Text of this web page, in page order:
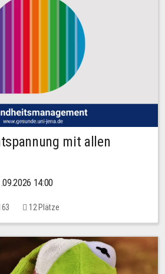
mit allen
14:00
12 Plätze